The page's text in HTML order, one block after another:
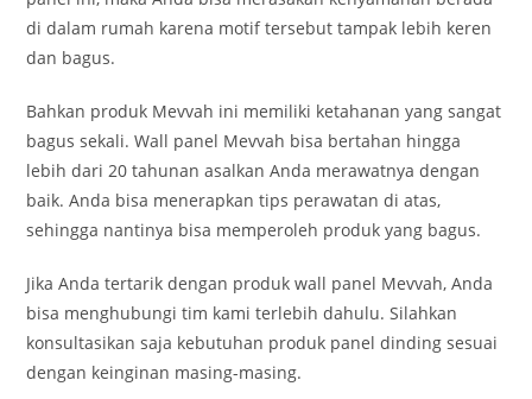
di dalam rumah karena motif tersebut tampak lebih keren
dan bagus.
Bahkan produk Mevvah ini memiliki ketahanan yang sangat
bagus sekali. Wall panel Mevvah bisa bertahan hingga
lebih dari 20 tahunan asalkan Anda merawatnya dengan
baik. Anda bisa menerapkan tips perawatan di atas,
sehingga nantinya bisa memperoleh produk yang bagus.
Jika Anda tertarik dengan produk wall panel Mevvah, Anda
bisa menghubungi tim kami terlebih dahulu. Silahkan
konsultasikan saja kebutuhan produk panel dinding sesuai
dengan keinginan masing-masing.